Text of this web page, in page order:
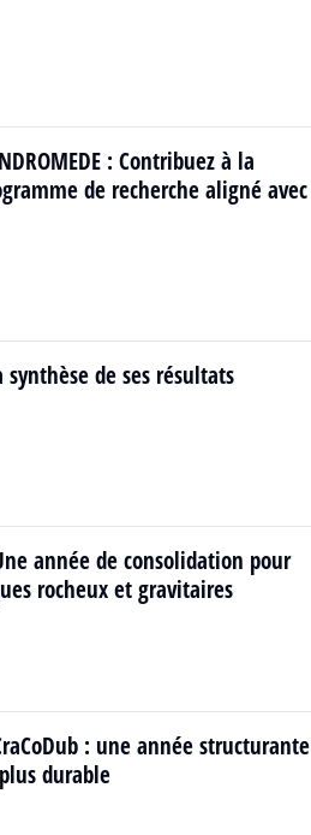
: Contribuez à la
de recherche aligné avec
synthèse de ses résultats
année de consolidation pour
rocheux et gravitaires
: une année structurante
durable